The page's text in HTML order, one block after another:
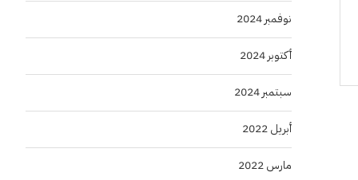
نوفمبر 2024
أكتوبر 2024
سبتمبر 2024
أبريل 2022
مارس 2022